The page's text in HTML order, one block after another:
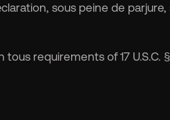
sous peine de
requirements of 17